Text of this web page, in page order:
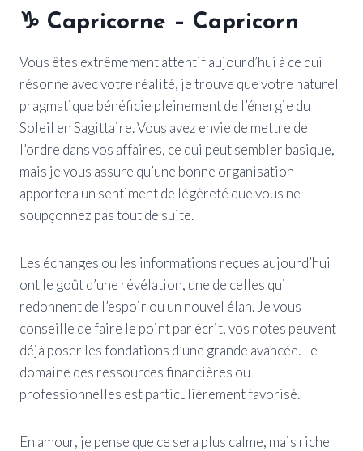
♑ Capricorne – Capricorn
Vous êtes extrêmement attentif aujourd’hui à ce qui
résonne avec votre réalité, je trouve que votre naturel
pragmatique bénéficie pleinement de l’énergie du
Soleil en Sagittaire. Vous avez envie de mettre de
l’ordre dans vos affaires, ce qui peut sembler basique,
mais je vous assure qu’une bonne organisation
apportera un sentiment de légèreté que vous ne
soupçonnez pas tout de suite.
Les échanges ou les informations reçues aujourd’hui
ont le goût d’une révélation, une de celles qui
redonnent de l’espoir ou un nouvel élan. Je vous
conseille de faire le point par écrit, vos notes peuvent
déjà poser les fondations d’une grande avancée. Le
domaine des ressources financières ou
professionnelles est particulièrement favorisé.
En amour, je pense que ce sera plus calme, mais riche